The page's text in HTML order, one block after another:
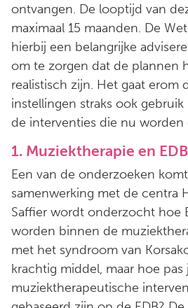
ontvangen. De looptijd van
maximaal 15 maanden. De
hierbij een belangrijke
om te zorgen dat de plannen
realistisch zijn. Het gaat erom
instellingen straks ook
de interventies die nu worden
1. Muziektherapie en EDB
Een van de onderzoeken
samenwerking met de centra
Saffier wordt onderzocht hoe
worden binnen de
met het syndroom van
krachtig middel, maar hoe pas
muziektherapeutische